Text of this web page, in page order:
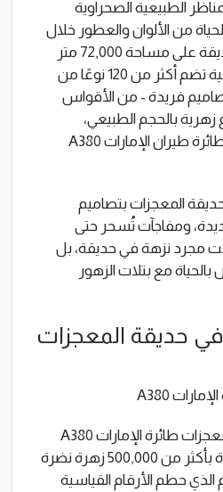
الطبيعية الصحراوية
من الألوان والعطور خلال
الأشهر الباردة. تمتد الحديقة على مساحة 72,000 متر
مربع، وهي تحفة فنية حية تضم أكثر من 120 نوعًا من
فريدة - من الأقواس
بالحجم الطبيعي،
وسيدات عائمات، وحتى طائرة طيران الإمارات A380
المعجزات بتصاميم
ومفاجآت تُسحر حتى
مجرد نزهة في حديقة، بل
مع بتلات الزهور
في حديقة المعجزات
من أبرز معالم حديقة المعجزات طائرة الإمارات A380
بالحجم الطبيعي، المغطاة بأكثر من 500,000 زهرة نضرة
حطم الأرقام القياسية